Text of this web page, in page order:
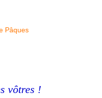
vôtres !